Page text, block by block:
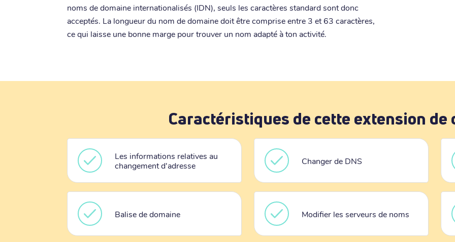
noms de domaine internationalisés (IDN), seuls les caractères standard sont donc
acceptés. La longueur du nom de domaine doit être comprise entre 3 et 63 caractères,
ce qui laisse une bonne marge pour trouver un nom adapté à ton activité.
Caractéristiques de cette extension de
Les informations relatives au
changement d'adresse
Changer de DNS
Balise de domaine Modifier les serveurs de noms